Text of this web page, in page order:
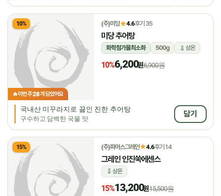
10%
🔥이번 주28개 담았어요
(주)미당★4.6후기 35
미당 추어탕
화학첨가물최소화 500g 상온
10%6,200원6,900원
국내산 미꾸라지로 끓인 진한 추어탕
구수하고 담백한 국물 맛
담기
15% (주)파머스그레인★4.6후기 14
그레인 인진쑥에센스
상온
15%13,200원15,500원